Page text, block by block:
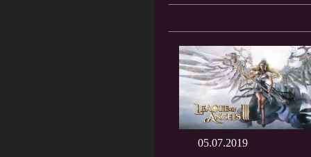
05.07.2019